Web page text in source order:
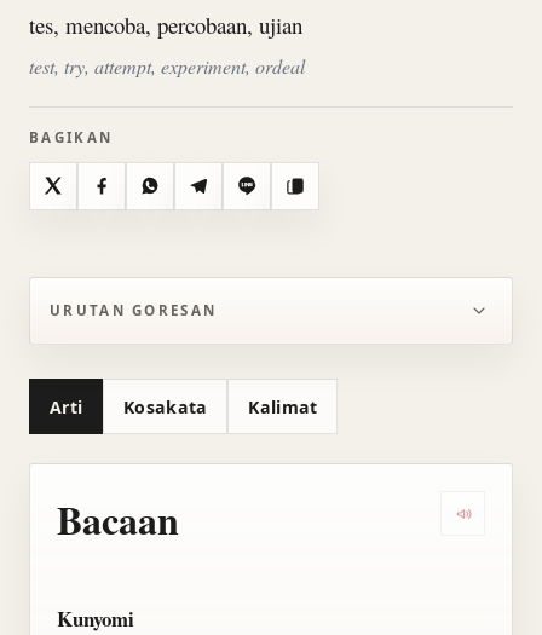
tes, mencoba, percobaan, ujian
test, try, attempt, experiment, ordeal
BAGIKAN
X FacebookWhatsAppTelegramLine Salin
URUTAN GORESAN
Arti Kosakata Kalimat
Bacaan
Kunyomi